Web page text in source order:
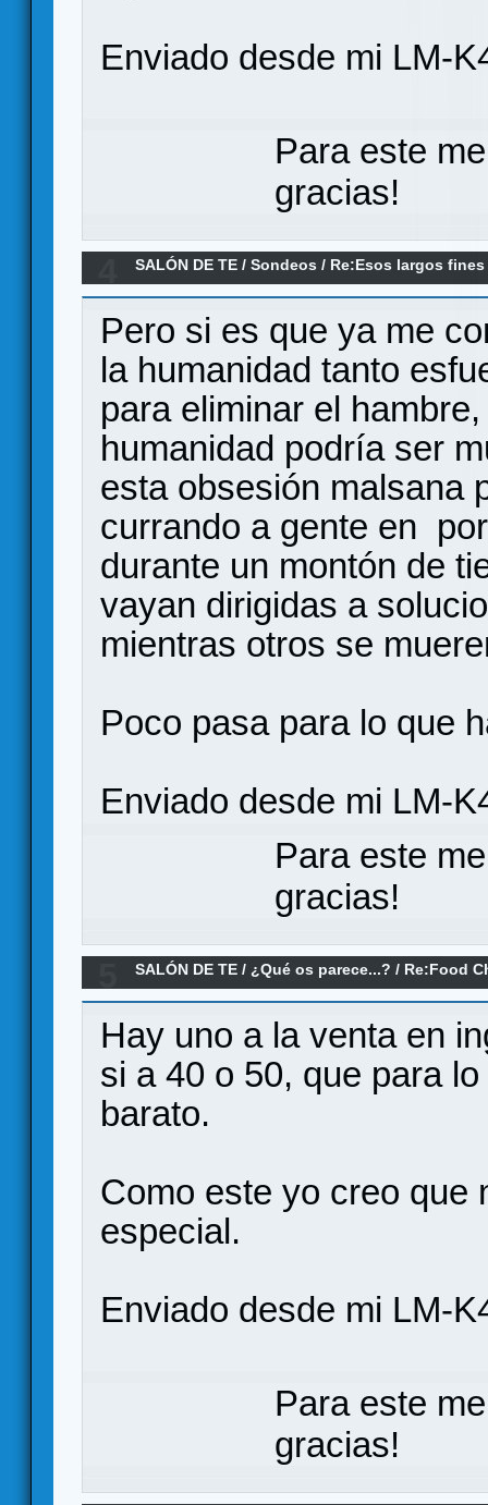
Enviado desde mi LM-
Para este
gracias!
SALÓN DE TE /Sondeos / Re:Esos largos fines
Pero si es que ya me
la humanidad tanto
para eliminar el
humanidad podría ser
esta obsesión malsana
currando a gente en
durante un montón de
vayan dirigidas a
mientras otros se
Poco pasa para lo que
Enviado desde mi LM-
Para este
gracias!
SALÓN DE TE / ¿Qué os parece...? / Re:Food
Hay uno a la venta en
si a 40 o 50, que para
barato.
Como este yo creo que
especial.
Enviado desde mi LM-
Para este
gracias!